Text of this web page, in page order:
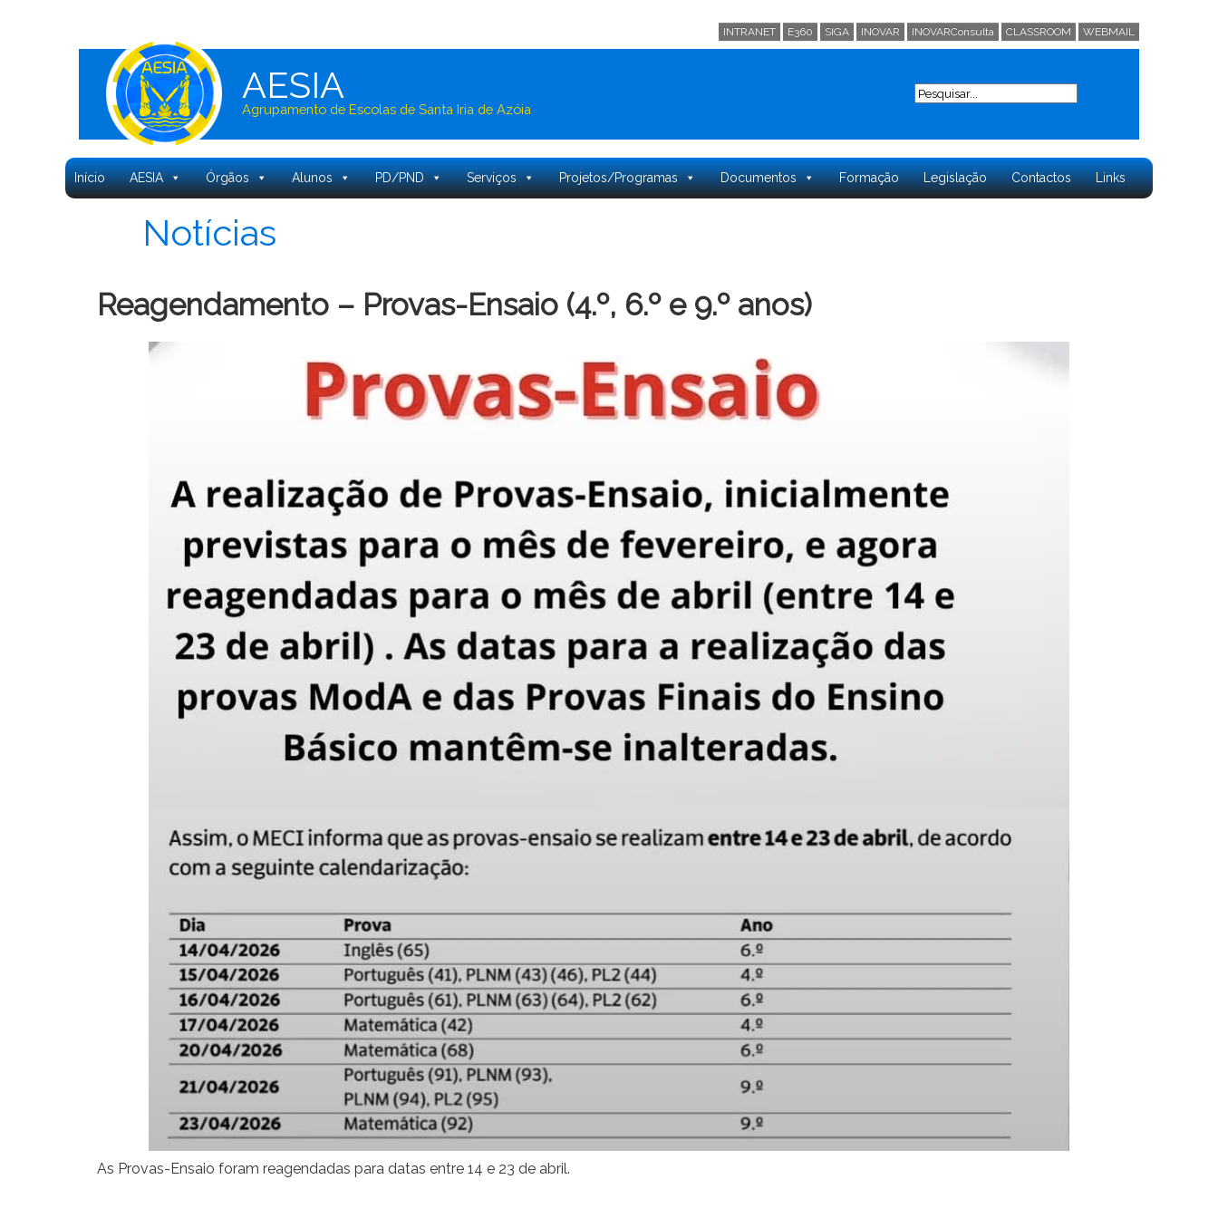
INTRANET E360 SIGA INOVAR INOVARConsulta CLASSROOM WEBMAIL
AESIA
Agrupamento de Escolas de Santa Iria de Azóia
Search
Início AESIA Órgãos Alunos PD/PND Serviços Projetos/Programas Documentos Formação Legislação Contactos Links
Notícias
Reagendamento – Provas-Ensaio (4.º, 6.º e 9.º anos)
As Provas-Ensaio foram reagendadas para datas entre 14 e 23 de abril.